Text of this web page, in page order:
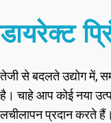
डायरेक्ट
तेजी से बदलते उद्योग में,
है। चाहे आप कोई नया
लचीलापन प्रदान करते